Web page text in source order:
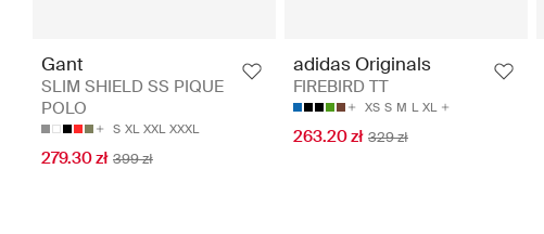
Gant
SLIM SHIELD SS PIQUE
POLO
S XL XXL XXXL
279.30 zł 399 zł
adidas Originals
FIREBIRD TT
XS S M L XL
263.20 zł 329 zł